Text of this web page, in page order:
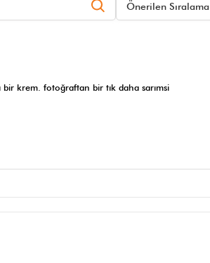
Önerilen Sıralama
krem. fotoğraftan bir tık daha sarımsi